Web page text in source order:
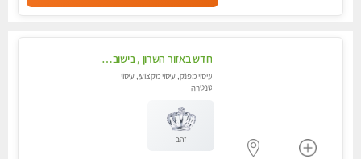
חדש באזור השרון , בישוב ניצני עוז ! נבחרת מטפלות ומטפלים
עיסוי מפנק, עיסוי מקצועי, עיסוי
טנטרה
זהב